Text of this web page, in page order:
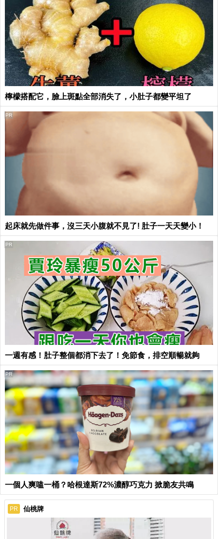
檸檬搭配它，臉上斑點全部消失了，小肚子都變平坦了
起床就先做件事，沒三天小腹就不見了! 肚子一天天變小！
PR
一週有感！肚子整個都消下去了！免節食，排空順暢就夠
PR
一個人爽嗑一桶？哈根達斯72%濃醇巧克力 掀脆友共鳴
PR
PR 仙桃牌